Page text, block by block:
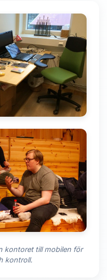
kontoret till mobilen för
kontroll.